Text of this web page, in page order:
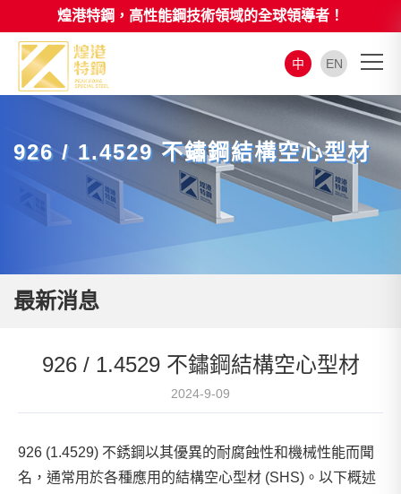
煌港特鋼，高性能鋼技術領域的全球領導者！
中 EN
926 / 1.4529 不鏽鋼結構空心型材
最新消息
926 / 1.4529 不鏽鋼結構空心型材
2024-9-09
926 (1.4529) 不銹鋼以其優異的耐腐蝕性和機械性能而聞
名，通常用於各種應用的結構空心型材 (SHS)。以下概述